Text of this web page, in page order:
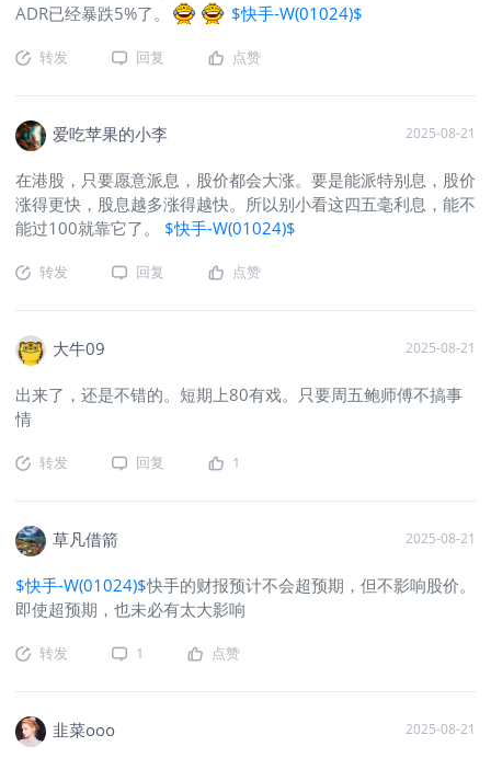
ADR已经暴跌5%了。
$快手-W(01024)$
转发 回复 点赞
爱吃苹果的小李 2025-08-21
在港股，只要愿意派息，股价都会大涨。要是能派特别息，股价
涨得更快，股息越多涨得越快。所以别小看这四五毫利息，能不
能过100就靠它了。 $快手-W(01024)$
转发 回复 点赞
大牛09 2025-08-21
出来了，还是不错的。短期上80有戏。只要周五鲍师傅不搞事
情
转发 回复 1
草凡借箭 2025-08-21
$快手-W(01024)$快手的财报预计不会超预期，但不影响股价。
即使超预期，也未必有太大影响
转发 1 点赞
韭菜ooo 2025-08-21